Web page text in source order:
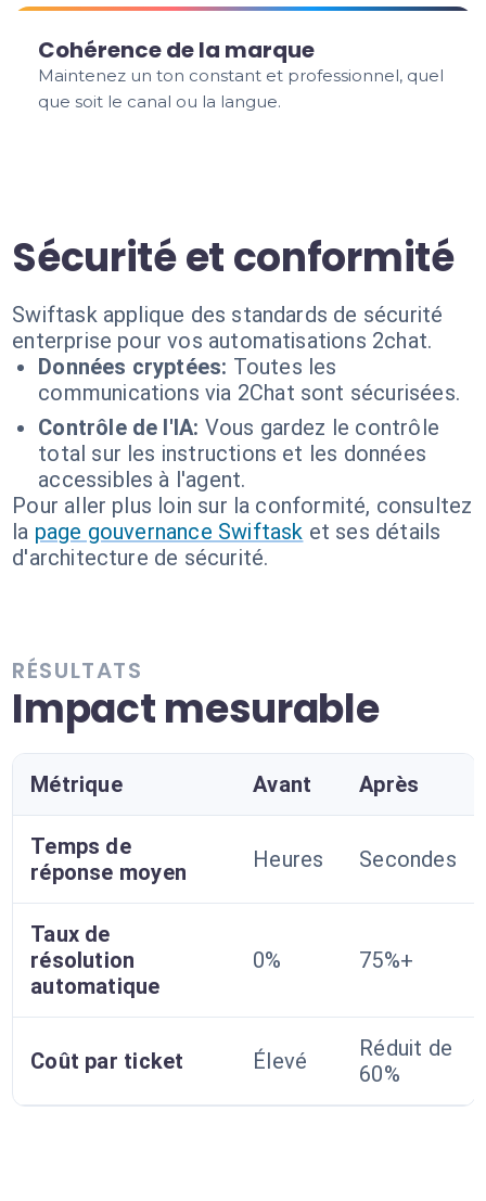
Cohérence de la marque
Maintenez un ton constant et professionnel, quel
que soit le canal ou la langue.
Sécurité et conformité
Swiftask applique des standards de sécurité
enterprise pour vos automatisations 2chat.
Données cryptées: Toutes les
communications via 2Chat sont sécurisées.
Contrôle de l'IA: Vous gardez le contrôle
total sur les instructions et les données
accessibles à l'agent.
Pour aller plus loin sur la conformité, consultez
la page gouvernance Swiftask et ses détails
d'architecture de sécurité.
RÉSULTATS
Impact mesurable
Métrique Avant Après
Temps de
réponse moyen
Heures Secondes
Taux de
résolution
automatique
0% 75%+
Coût par ticket Élevé
Réduit de
60%